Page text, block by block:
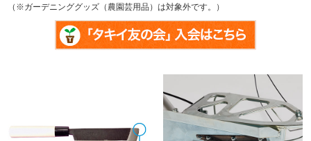
（※ガーデニンググッズ（農園芸用品）は対象外です。）